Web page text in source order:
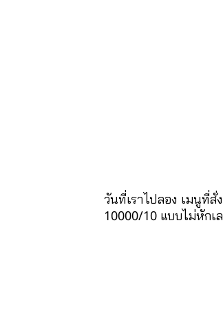
วันที่เราไปลอง เมนูที่
10000/10 แบบไม่หักเ